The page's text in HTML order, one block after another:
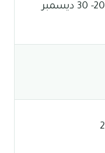
12 ديسمبر 2022- 30 ديسمبر